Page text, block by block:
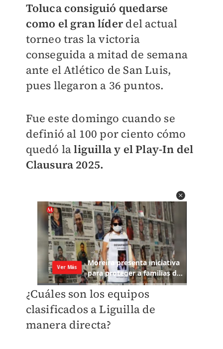
Toluca consiguió quedarse
como el gran líderdel actual
torneo tras la victoria
conseguida a mitad de semana
ante el Atlético de San Luis,
pues llegaron a 36 puntos.
Fue este domingo cuando se
definió al 100 por ciento cómo
quedó laliguilla y el Play-In del
Clausura 2025.
¿Cuáles son los equipos
clasificados a Liguilla de
manera directa?